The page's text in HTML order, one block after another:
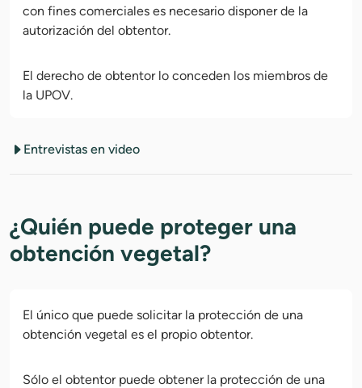
con fines comerciales es necesario disponer de la
autorización del obtentor.
El derecho de obtentor lo conceden los miembros de
la UPOV.
Entrevistas en video
¿Quién puede proteger una
obtención vegetal?
El único que puede solicitar la protección de una
obtención vegetal es el propio obtentor.
Sólo el obtentor puede obtener la protección de una